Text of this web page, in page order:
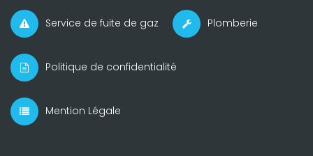
Service de fuite de gaz Plomberie
Politique de confidentialité
Mention Légale